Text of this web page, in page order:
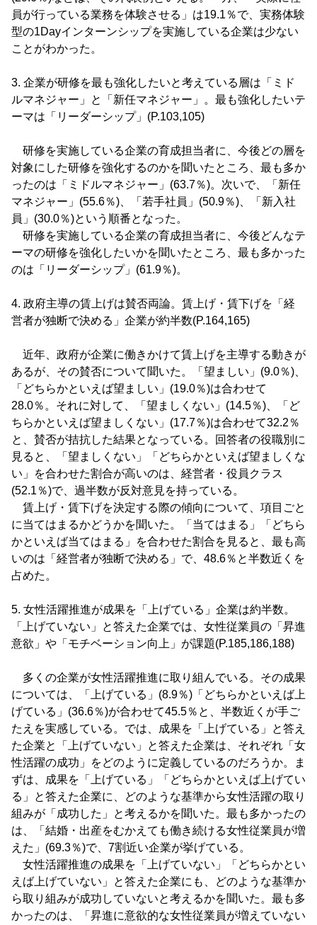
員が行っている業務を体験させる」は19.1％で、実務体験
型の1Dayインターンシップを実施している企業は少ない
ことがわかった。
3. 企業が研修を最も強化したいと考えている層は「ミド
ルマネジャー」と「新任マネジャー」。最も強化したいテ
ーマは「リーダーシップ」(P.103,105)
研修を実施している企業の育成担当者に、今後どの層を
対象にした研修を強化するのかを聞いたところ、最も多か
ったのは「ミドルマネジャー」(63.7％)。次いで、「新任
マネジャー」(55.6％)、「若手社員」(50.9％)、「新入社
員」(30.0％)という順番となった。
研修を実施している企業の育成担当者に、今後どんなテ
ーマの研修を強化したいかを聞いたところ、最も多かった
のは「リーダーシップ」(61.9％)。
4. 政府主導の賃上げは賛否両論。賃上げ・賃下げを「経
営者が独断で決める」企業が約半数(P.164,165)
近年、政府が企業に働きかけて賃上げを主導する動きが
あるが、その賛否について聞いた。「望ましい」(9.0％)、
「どちらかといえば望ましい」(19.0％)は合わせて
28.0％。それに対して、「望ましくない」(14.5％)、「ど
ちらかといえば望ましくない」(17.7％)は合わせて32.2％
と、賛否が拮抗した結果となっている。回答者の役職別に
見ると、「望ましくない」「どちらかといえば望ましくな
い」を合わせた割合が高いのは、経営者・役員クラス
(52.1％)で、過半数が反対意見を持っている。
賃上げ・賃下げを決定する際の傾向について、項目ごと
に当てはまるかどうかを聞いた。「当てはまる」「どちら
かといえば当てはまる」を合わせた割合を見ると、最も高
いのは「経営者が独断で決める」で、48.6％と半数近くを
占めた。
5. 女性活躍推進が成果を「上げている」企業は約半数。
「上げていない」と答えた企業では、女性従業員の「昇進
意欲」や「モチベーション向上」が課題(P.185,186,188)
多くの企業が女性活躍推進に取り組んでいる。その成果
については、「上げている」(8.9％)「どちらかといえば上
げている」(36.6％)が合わせて45.5％と、半数近くが手ご
たえを実感している。では、成果を「上げている」と答え
た企業と「上げていない」と答えた企業は、それぞれ「女
性活躍の成功」をどのように定義しているのだろうか。ま
ずは、成果を「上げている」「どちらかといえば上げてい
る」と答えた企業に、どのような基準から女性活躍の取り
組みが「成功した」と考えるかを聞いた。最も多かったの
は、「結婚・出産をむかえても働き続ける女性従業員が増
えた」(69.3％)で、7割近い企業が挙げている。
女性活躍推進の成果を「上げていない」「どちらかとい
えば上げていない」と答えた企業にも、どのような基準か
ら取り組みが成功していないと考えるかを聞いた。最も多
かったのは、「昇進に意欲的な女性従業員が増えていない